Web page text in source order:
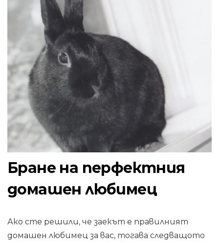
Бране на перфектния
домашен любимец
Ако сте решили, че заекът е правилният
домашен любимец за вас, тогава следващото